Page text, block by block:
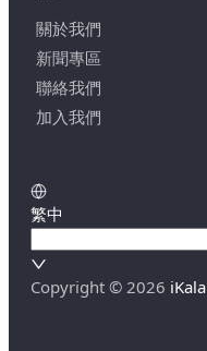
關於我們
新聞專區
聯絡我們
加入我們
繁中
Copyright © 2026 iKala